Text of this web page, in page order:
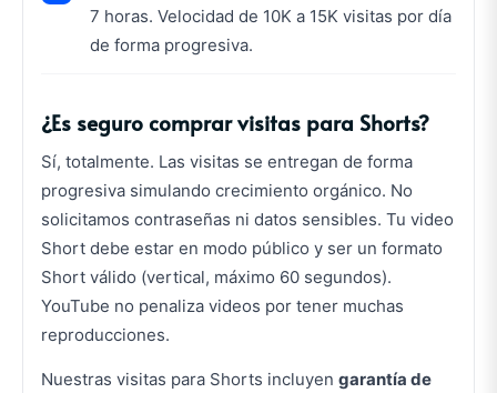
7 horas. Velocidad de 10K a 15K visitas por día
de forma progresiva.
¿Es seguro comprar visitas para Shorts?
Sí, totalmente. Las visitas se entregan de forma
progresiva simulando crecimiento orgánico. No
solicitamos contraseñas ni datos sensibles. Tu video
Short debe estar en modo público y ser un formato
Short válido (vertical, máximo 60 segundos).
YouTube no penaliza videos por tener muchas
reproducciones.
Nuestras visitas para Shorts incluyen garantía de